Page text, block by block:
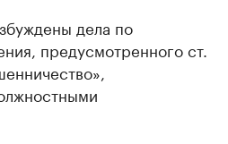
дела по
предусмотренного ст.